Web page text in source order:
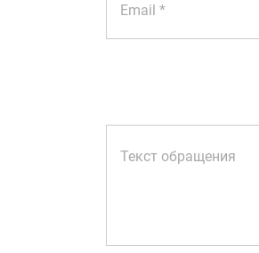
Email
Текст обращения